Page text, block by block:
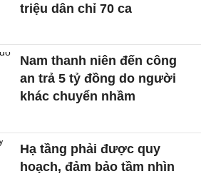
triệu dân chỉ 70 ca
Nam thanh niên đến công
an trả 5 tỷ đồng do người
khác chuyển nhầm
Hạ tầng phải được quy
hoạch, đảm bảo tầm nhìn